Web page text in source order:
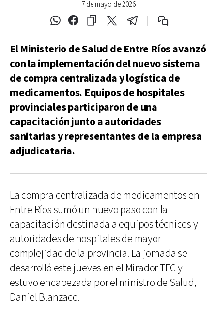
7 de mayo de 2026
El Ministerio de Salud de Entre Ríos avanzó
con la implementación del nuevo sistema
de compra centralizada y logística de
medicamentos. Equipos de hospitales
provinciales participaron de una
capacitación junto a autoridades
sanitarias y representantes de la empresa
adjudicataria.
La compra centralizada de medicamentos en
Entre Ríos sumó un nuevo paso con la
capacitación destinada a equipos técnicos y
autoridades de hospitales de mayor
complejidad de la provincia. La jornada se
desarrolló este jueves en el Mirador TEC y
estuvo encabezada por el ministro de Salud,
Daniel Blanzaco.